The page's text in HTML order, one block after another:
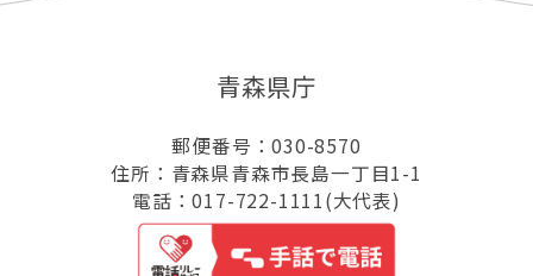
青森県庁
郵便番号：030-8570
住所：青森県青森市長島一丁目1-1
電話：017-722-1111(大代表)